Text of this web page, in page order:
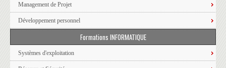
Management de Projet
Développement personnel
Formations INFORMATIQUE
Systèmes d'exploitation